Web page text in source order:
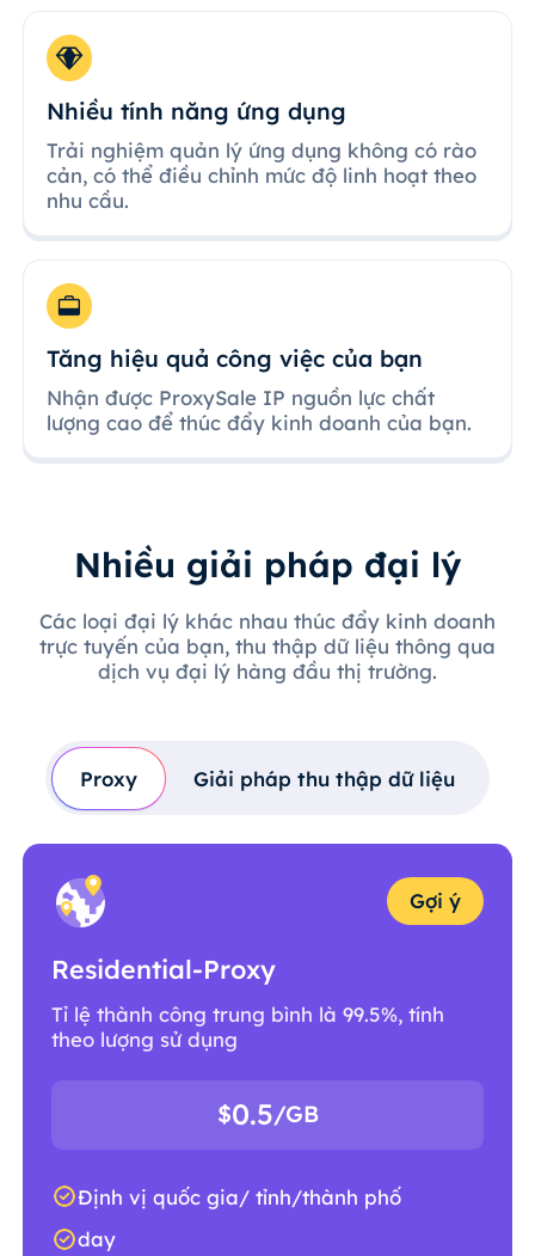
Nhiều tính năng ứng dụng
Trải nghiệm quản lý ứng dụng không có rào
cản, có thể điều chỉnh mức độ linh hoạt theo
nhu cầu.
Tăng hiệu quả công việc của bạn
Nhận được ProxySale IP nguồn lực chất
lượng cao để thúc đẩy kinh doanh của bạn.
Nhiều giải pháp đại lý
Các loại đại lý khác nhau thúc đẩy kinh doanh
trực tuyến của bạn, thu thập dữ liệu thông qua
dịch vụ đại lý hàng đầu thị trường.
Proxy Giải pháp thu thập dữ liệu
Gợi ý
Residential-Proxy
Tỉ lệ thành công trung bình là 99.5%, tính
theo lượng sử dụng
$0.5/GB
Định vị quốc gia/ tỉnh/thành phố
day